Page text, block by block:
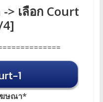
> เลือก Court
ษณา*